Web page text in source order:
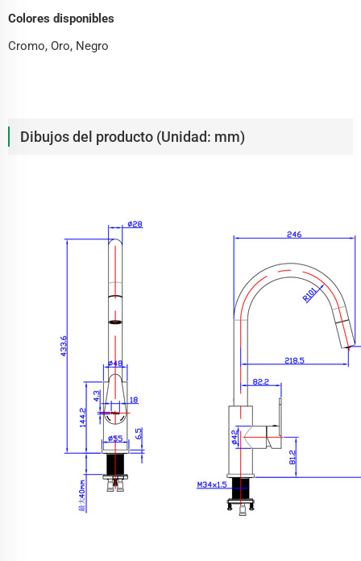
Colores disponibles
Cromo, Oro, Negro
Dibujos del producto (Unidad: mm)